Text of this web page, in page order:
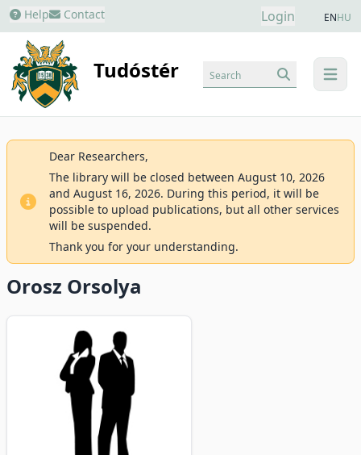
Help Contact Login ENHU
Tudóstér menu
Search
Dear Researchers,
The library will be closed between August 10, 2026
and August 16, 2026. During this period, it will be
possible to upload publications, but all other services
will be suspended.
Thank you for your understanding.
Orosz Orsolya